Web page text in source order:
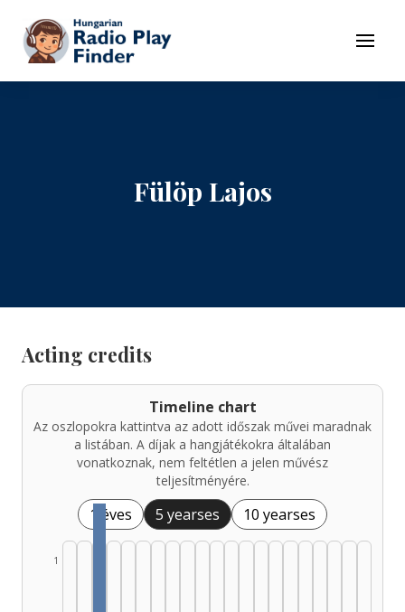
To contents
Menu
Fülöp Lajos
Acting credits
Timeline chart
Az oszlopokra kattintva az adott időszak művei maradnak
a listában. A díjak a hangjátékokra általában
vonatkoznak, nem feltétlen a jelen művész
teljesítményére.
1 éves 5 yearses 10 yearses
1